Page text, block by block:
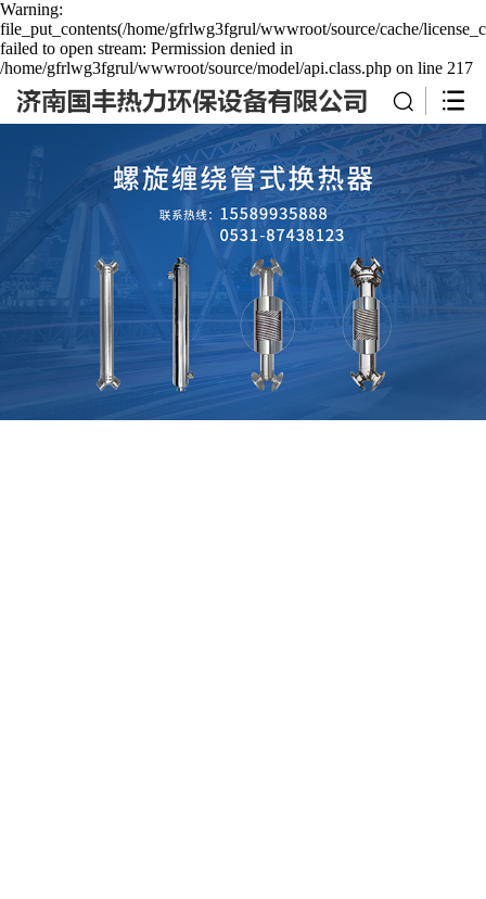
Warning:
file_put_contents(/home/gfrlwg3fgrul/wwwroot/source/cache/
failed to open stream: Permission denied in
/home/gfrlwg3fgrul/wwwroot/source/model/api.class.php on line 217